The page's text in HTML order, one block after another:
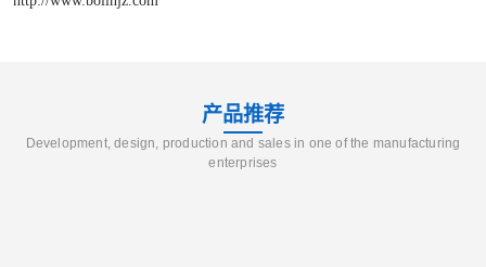
产品推荐
Development, design, production and sales in one of the manufacturing
enterprises